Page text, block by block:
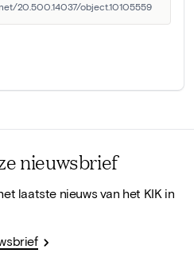
20.500.14037/object.10105559
nieuwsbrief
laatste nieuws van het KIK in